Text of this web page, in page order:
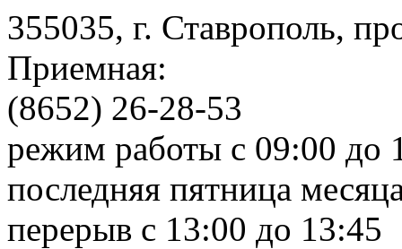
355035, г. Ставрополь,
Приемная:
(8652) 26-28-53
режим работы с 09:00 до
последняя пятница
перерыв с 13:00 до 13:45